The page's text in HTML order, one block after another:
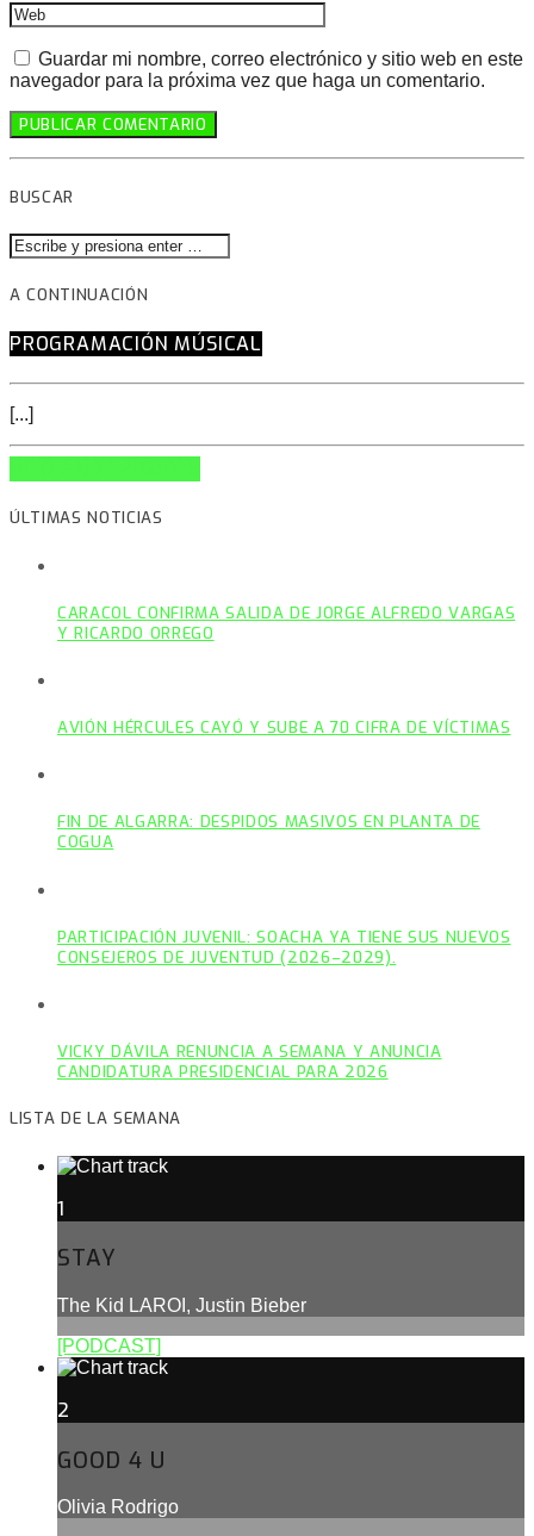
Guardar mi nombre, correo electrónico y sitio web en este
navegador para la próxima vez que haga un comentario.
BUSCAR
A CONTINUACIÓN
PROGRAMACIÓN MÚSICAL
[...]
ÚLTIMAS NOTICIAS
CARACOL CONFIRMA SALIDA DE JORGE ALFREDO VARGAS
Y RICARDO ORREGO
AVIÓN HÉRCULES CAYÓ Y SUBE A 70 CIFRA DE VÍCTIMAS
FIN DE ALGARRA: DESPIDOS MASIVOS EN PLANTA DE
COGUA
PARTICIPACIÓN JUVENIL: SOACHA YA TIENE SUS NUEVOS
CONSEJEROS DE JUVENTUD (2026–2029).
VICKY DÁVILA RENUNCIA A SEMANA Y ANUNCIA
CANDIDATURA PRESIDENCIAL PARA 2026
LISTA DE LA SEMANA
1
STAY
The Kid LAROI, Justin Bieber
[PODCAST]
2
GOOD 4 U
Olivia Rodrigo